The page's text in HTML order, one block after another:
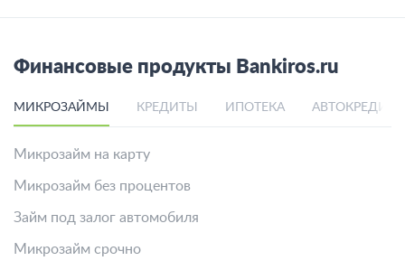
Финансовые продукты Bankiros.ru
МИКРОЗАЙМЫ КРЕДИТЫ ИПОТЕКА
Микрозайм на карту
Микрозайм без процентов
Займ под залог автомобиля
Микрозайм срочно